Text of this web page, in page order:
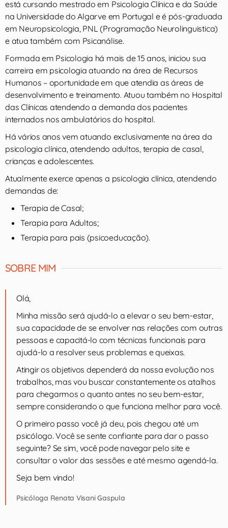
está cursando mestrado em Psicologia Clínica e da Saúde
na Universidade do Algarve em Portugal e é pós-graduada
em Neuropsicologia, PNL (Programação Neurolinguistica)
e atua também com Psicanálise.
Formada em Psicologia há mais de 15 anos, iniciou sua
carreira em psicologia atuando na área de Recursos
Humanos – oportunidade em que atendia as áreas de
desenvolvimento e treinamento. Atuou também no Hospital
das Clínicas atendendo a demanda dos pacientes
internados nos ambulatórios do hospital.
Há vários anos vem atuando exclusivamente na área da
psicologia clínica, atendendo adultos, terapia de casal,
crianças e adolescentes.
Atualmente exerce apenas a psicologia clínica, atendendo
demandas de:
Terapia de Casal;
Terapia para Adultos;
Terapia para pais (psicoeducação).
SOBRE MIM
Olá,
Minha missão será ajudá-lo a elevar o seu bem-estar,
sua capacidade de se envolver nas relações com outras
pessoas e capacitá-lo com técnicas funcionais para
ajudá-lo a resolver seus problemas e queixas.
Atingir os objetivos dependerá da nossa evolução nos
trabalhos, mas vou buscar constantemente os atalhos
para chegarmos o quanto antes no seu bem-estar,
sempre considerando o que funciona melhor para você.
O primeiro passo você já deu, pois chegou até um
psicólogo. Você se sente confiante para dar o passo
seguinte? Se sim, você pode navegar pelo site e
consultar o valor das sessões e até mesmo agendá-la.
Seja bem vindo!
Psicóloga Renata Visani Gaspula